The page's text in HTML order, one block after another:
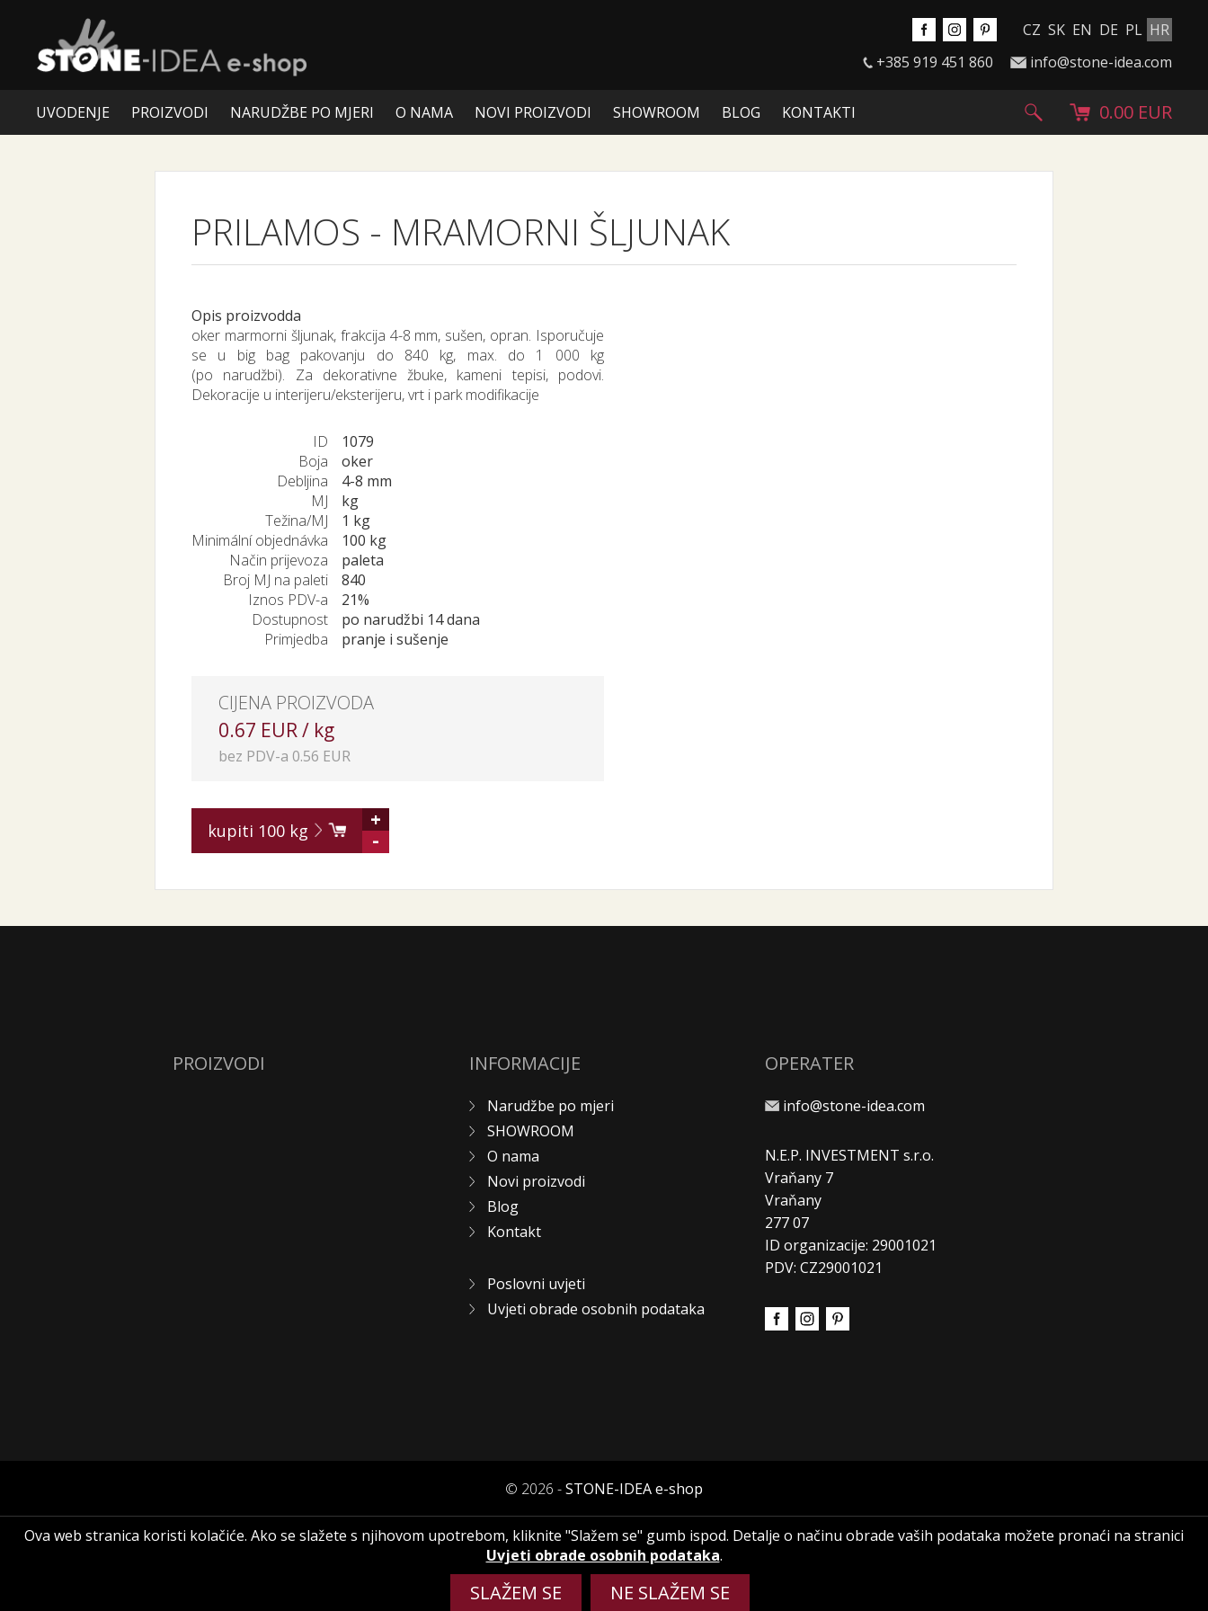
CZ SK EN DE PL HR
+385 919 451 860
info@stone-idea.com
UVODENJE PROIZVODI NARUDŽBE PO MJERI O NAMA NOVI PROIZVODI SHOWROOM BLOG KONTAKTI 0.00 EUR
PRILAMOS - MRAMORNI ŠLJUNAK
Opis proizvodda
oker marmorni šljunak, frakcija 4-8 mm, sušen, opran. Isporučuje
se u big bag pakovanju do 840 kg, max. do 1 000 kg
(po narudžbi). Za dekorativne žbuke, kameni tepisi, podovi.
Dekoracije u interijeru/eksterijeru, vrt i park modifikacije
ID
1079
Boja
oker
Debljina
4-8 mm
MJ
kg
Težina/MJ
1 kg
Minimální objednávka
100 kg
Način prijevoza
paleta
Broj MJ na paleti
840
Iznos PDV-a
21%
Dostupnost
po narudžbi 14 dana
Primjedba
pranje i sušenje
CIJENA PROIZVODA
0.67 EUR / kg
bez PDV-a 0.56 EUR
kupiti 100 kg
+
-
PROIZVODI INFORMACIJE
Narudžbe po mjeri
SHOWROOM
O nama
Novi proizvodi
Blog
Kontakt
Poslovni uvjeti
Uvjeti obrade osobnih podataka
OPERATER
info@stone-idea.com
N.E.P. INVESTMENT s.r.o.
Vraňany 7
Vraňany
277 07
ID organizacije: 29001021
PDV: CZ29001021
© 2026 -STONE-IDEA e-shop
Ova web stranica koristi kolačiće. Ako se slažete s njihovom upotrebom, kliknite "Slažem se" gumb ispod. Detalje o načinu obrade vaših podataka možete pronaći na stranici
Uvjeti obrade osobnih podataka.